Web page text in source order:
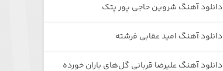
دانلود آهنگ شروین حاجی پور پتک
دانلود آهنگ امید عقابی فرشته
دانلود آهنگ علیرضا قربانی گل‌های باران خورده